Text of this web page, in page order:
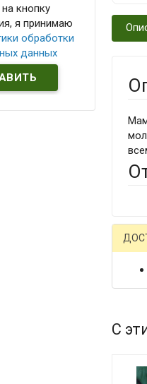
кнопку
я принимаю
обработки
данных
С